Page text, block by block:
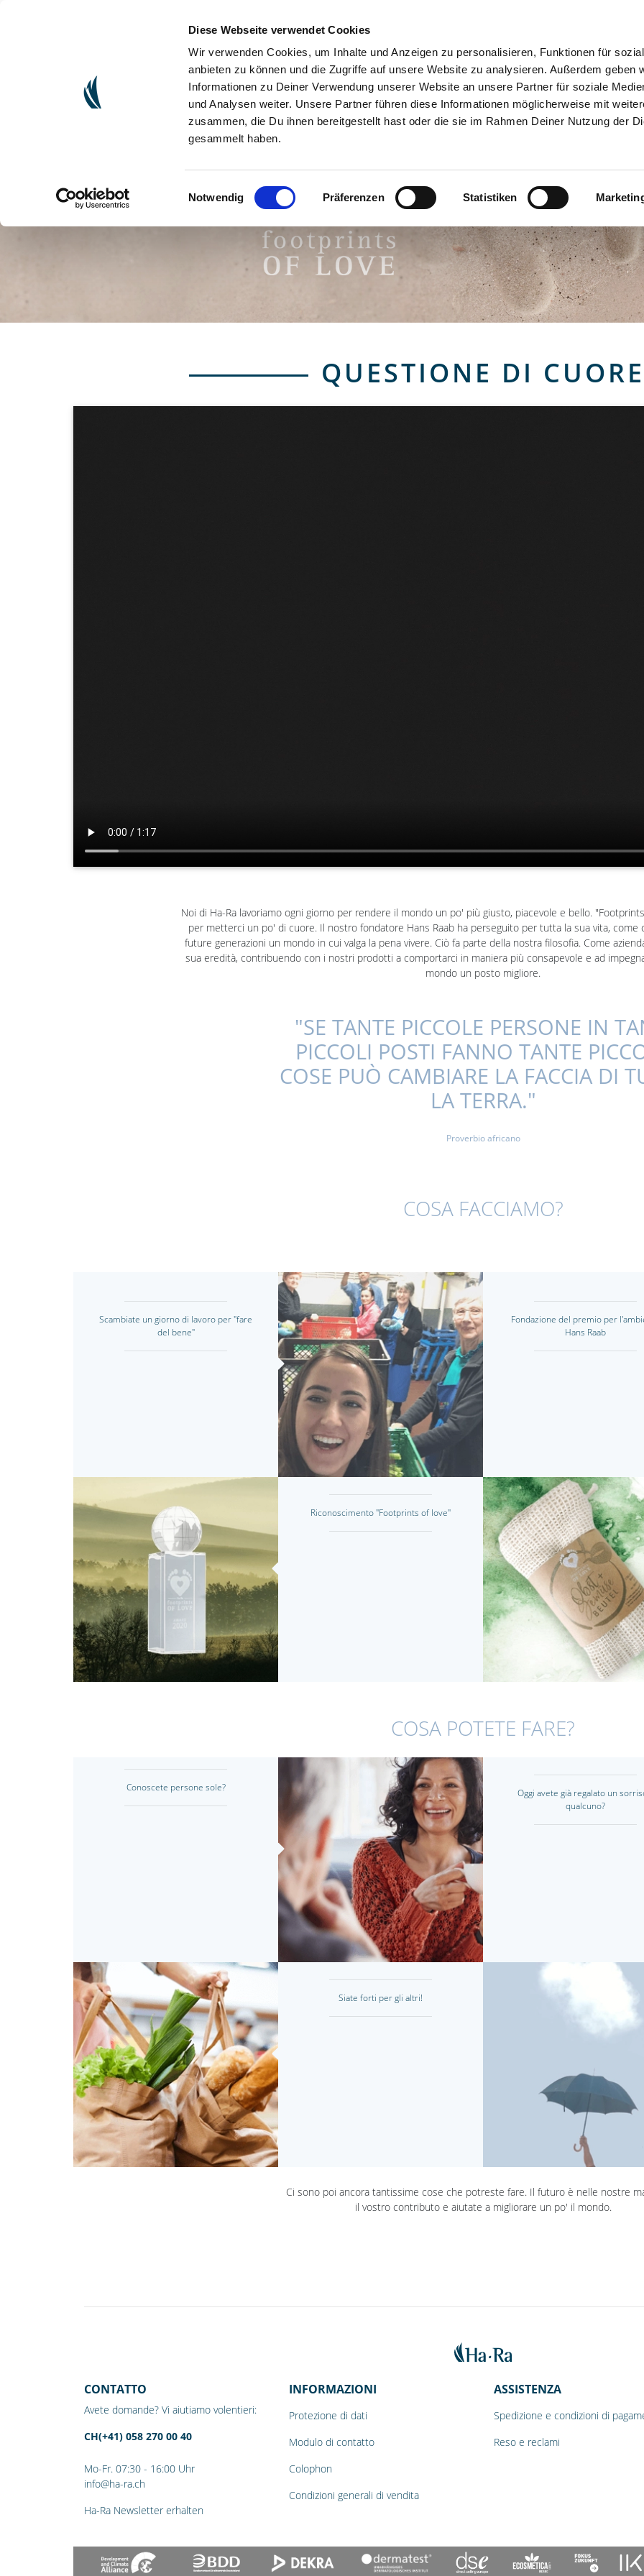
Diese Webseite verwendet Cookies
Wir verwenden Cookies, um Inhalte und Anzeigen zu personalisieren, Funktionen für
anbieten zu können und die Zugriffe auf unsere Website zu analysieren. Außerdem geben
Informationen zu Deiner Verwendung unserer Website an unsere Partner für soziale
und Analysen weiter. Unsere Partner führen diese Informationen möglicherweise mit
zusammen, die Du ihnen bereitgestellt hast oder die sie im Rahmen Deiner Nutzung der
gesammelt haben.
Einwilligungsauswahl
Notwendig Präferenzen Statistiken
QUESTIONE DI CUORE
Noi di Ha-Ra lavoriamo ogni giorno per rendere il mondo un po' più giusto, piacevole e bello.
per metterci un po' di cuore. Il nostro fondatore Hans Raab ha perseguito per tutta la sua vita, come
future generazioni un mondo in cui valga la pena vivere. Ciò fa parte della nostra filosofia. Come
sua eredità, contribuendo con i nostri prodotti a comportarci in maniera più consapevole e ad
mondo un posto migliore.
"SE TANTE PICCOLE PERSONE IN
PICCOLI POSTI FANNO TANTE
COSE PUÒ CAMBIARE LA FACCIA DI
LA TERRA."
Proverbio africano
COSA FACCIAMO?
Scambiate un giorno di lavoro per "fare
del bene"
Fondazione del premio per
Hans Raab
Riconoscimento "Footprints of love"
COSA POTETE FARE?
Conoscete persone sole?
Oggi avete già regalato un
qualcuno?
Siate forti per gli altri!
Ci sono poi ancora tantissime cose che potreste fare. Il futuro è nelle nostre
il vostro contributo e aiutate a migliorare un po' il mondo.
CONTATTO
Avete domande? Vi aiutiamo volentieri:
CH(+41) 058 270 00 40
Mo-Fr. 07:30 - 16:00 Uhr
info@ha-ra.ch
Ha-Ra Newsletter erhalten
INFORMAZIONI
Protezione di dati
Modulo di contatto
Colophon
Condizioni generali di vendita
ASSISTENZA
Spedizione e condizioni di
Reso e reclami